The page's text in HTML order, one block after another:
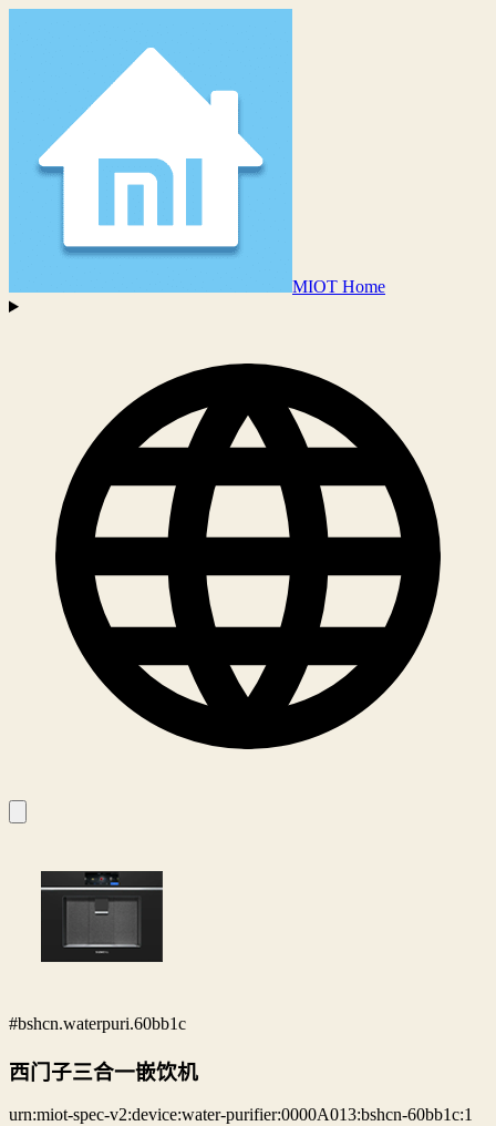
MIOT Home
#bshcn.waterpuri.60bb1c
西门子三合一嵌饮机
urn:miot-spec-v2:device:water-purifier:0000A013:bshcn-60bb1c:1